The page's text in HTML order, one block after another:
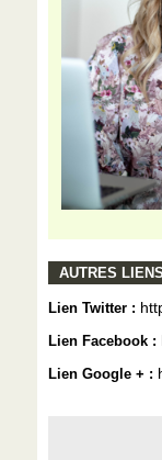
AUTRES LIENS
Lien Twitter :
Lien Facebook :
Lien Google + :